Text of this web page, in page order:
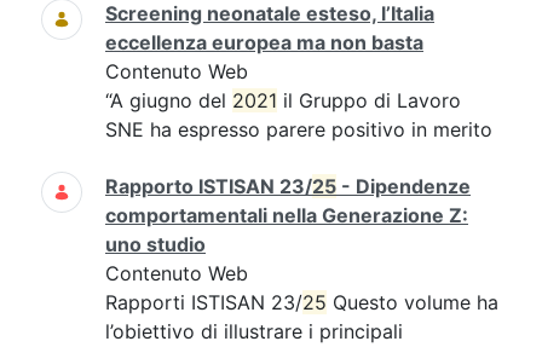
Screening neonatale esteso, l’Italia
eccellenza europea ma non basta
Contenuto Web
“A giugno del 2021 il Gruppo di Lavoro
SNE ha espresso parere positivo in merito
Rapporto ISTISAN 23/25 - Dipendenze
comportamentali nella Generazione Z:
uno studio
Contenuto Web
Rapporti ISTISAN 23/25 Questo volume ha
l’obiettivo di illustrare i principali